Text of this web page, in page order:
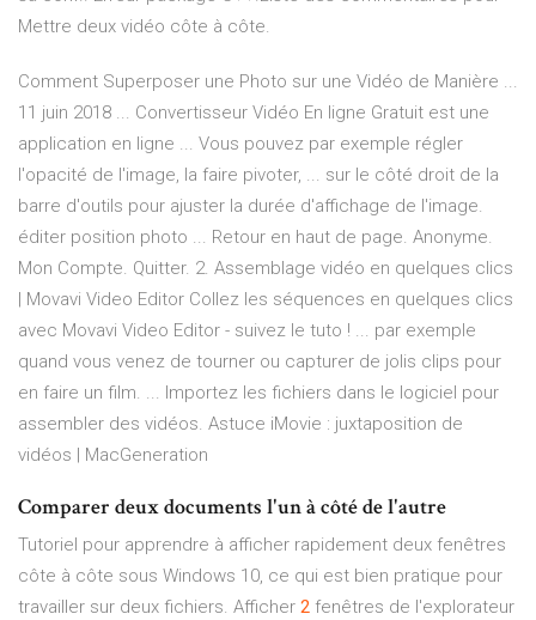
Mettre deux vidéo côte à côte.
Comment Superposer une Photo sur une Vidéo de Manière ...
11 juin 2018 ... Convertisseur Vidéo En ligne Gratuit est une
application en ligne ... Vous pouvez par exemple régler
l'opacité de l'image, la faire pivoter, ... sur le côté droit de la
barre d'outils pour ajuster la durée d'affichage de l'image.
éditer position photo ... Retour en haut de page. Anonyme.
Mon Compte. Quitter. 2. Assemblage vidéo en quelques clics
| Movavi Video Editor Collez les séquences en quelques clics
avec Movavi Video Editor - suivez le tuto ! ... par exemple
quand vous venez de tourner ou capturer de jolis clips pour
en faire un film. ... Importez les fichiers dans le logiciel pour
assembler des vidéos. Astuce iMovie : juxtaposition de
vidéos | MacGeneration
Comparer deux documents l'un à côté de l'autre
Tutoriel pour apprendre à afficher rapidement deux fenêtres
côte à côte sous Windows 10, ce qui est bien pratique pour
travailler sur deux fichiers. Afficher 2 fenêtres de l'explorateur